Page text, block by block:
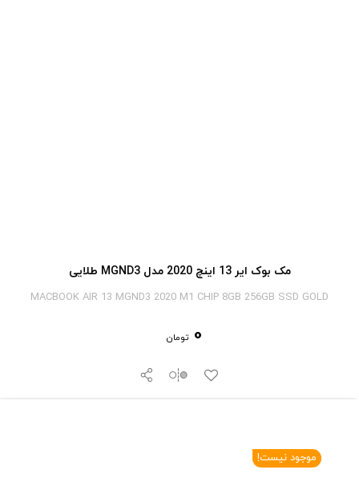
مک بوک ایر 13 اینچ 2020 مدل MGND3 طلایی
MACBOOK AIR 13 MGND3 2020 M1 CHIP 8GB 256GB SSD GOLD
0 تومان
موجود نیست!